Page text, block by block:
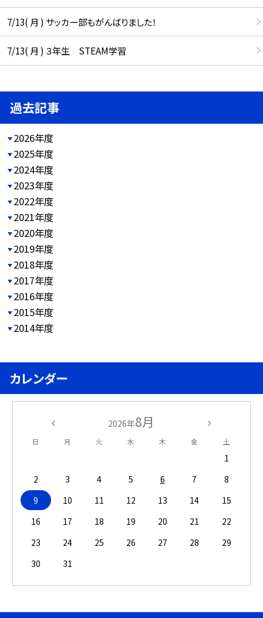
7/13( 月 ) サッカー部もがんばりました！
7/13( 月 ) ３年生 STEAM学習
過去記事
2026年度
2025年度
2024年度
2023年度
2022年度
2021年度
2020年度
2019年度
2018年度
2017年度
2016年度
2015年度
2014年度
カレンダー
2026年8月
日 月 火 水 木 金 土
1
2
3 4 5 6 7
8
9
10 11 12 13 14
15
16
17 18 19 20 21
22
23
24 25 26 27 28
29
30
31